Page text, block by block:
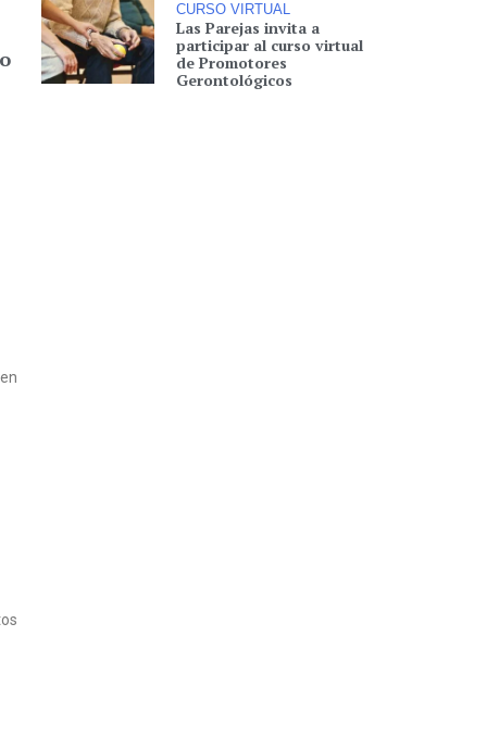
CURSO VIRTUAL
Las Parejas invita a
participar al curso virtual
de Promotores
Gerontológicos